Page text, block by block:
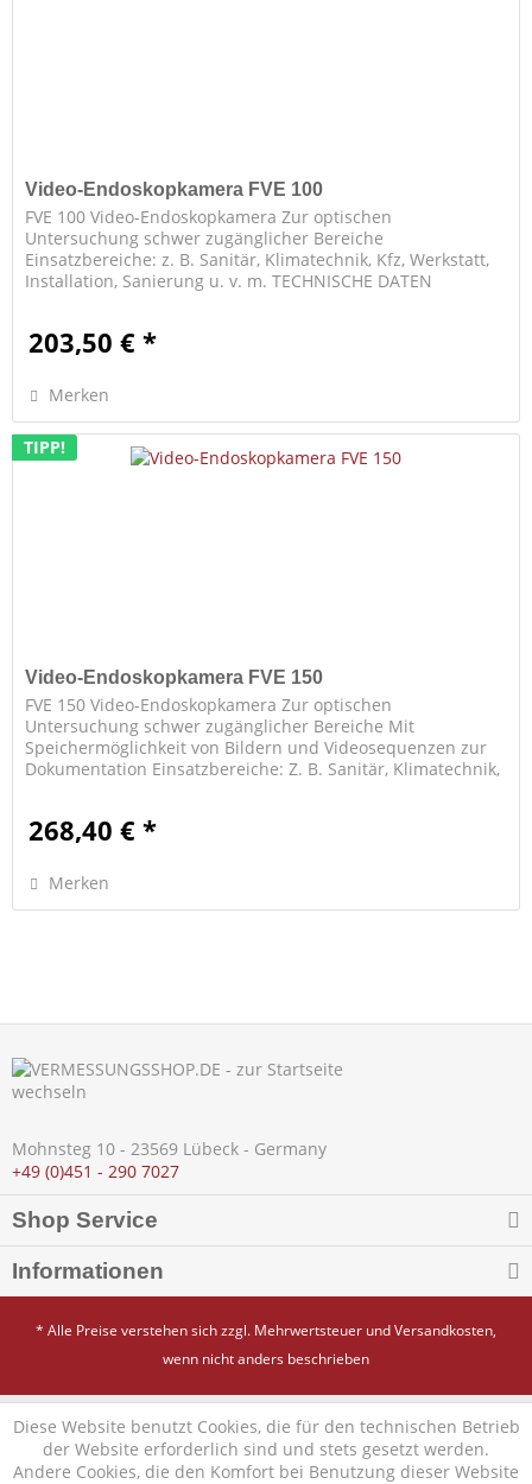
Video-Endoskopkamera FVE 100
FVE 100 Video-Endoskopkamera Zur optischen
Untersuchung schwer zugänglicher Bereiche
Einsatzbereiche: z. B. Sanitär, Klimatechnik, Kfz, Werkstatt,
Installation, Sanierung u. v. m. TECHNISCHE DATEN
203,50 € *
Merken
TIPP!
Video-Endoskopkamera FVE 150
FVE 150 Video-Endoskopkamera Zur optischen
Untersuchung schwer zugänglicher Bereiche Mit
Speichermöglichkeit von Bildern und Videosequenzen zur
Dokumentation Einsatzbereiche: Z. B. Sanitär, Klimatechnik,
268,40 € *
Merken
Mohnsteg 10 - 23569 Lübeck - Germany
+49 (0)451 - 290 7027
Shop Service
Informationen
* Alle Preise verstehen sich zzgl. Mehrwertsteuer undVersandkosten,
wenn nicht anders beschrieben
Diese Website benutzt Cookies, die für den technischen Betrieb
der Website erforderlich sind und stets gesetzt werden.
Andere Cookies, die den Komfort bei Benutzung dieser Website